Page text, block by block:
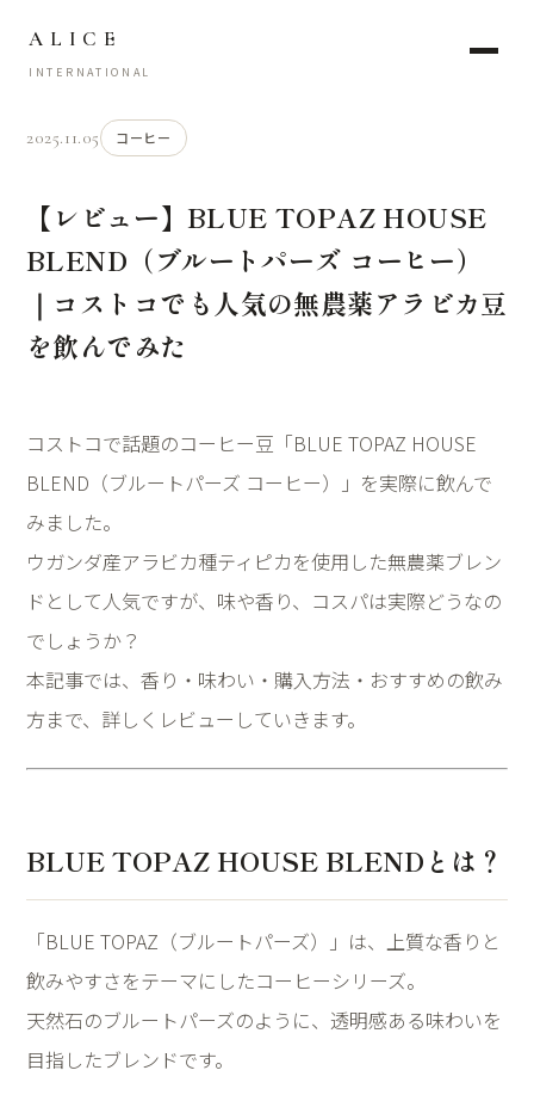
ALICE
INTERNATIONAL
2025.11.05 コーヒー
【レビュー】BLUE TOPAZ HOUSE
BLEND（ブルートパーズ コーヒー）
｜コストコでも人気の無農薬アラビカ豆
を飲んでみた
コストコで話題のコーヒー豆「BLUE TOPAZ HOUSE
BLEND（ブルートパーズ コーヒー）」を実際に飲んで
みました。
ウガンダ産アラビカ種ティピカを使用した無農薬ブレン
ドとして人気ですが、味や香り、コスパは実際どうなの
でしょうか？
本記事では、香り・味わい・購入方法・おすすめの飲み
方まで、詳しくレビューしていきます。
BLUE TOPAZ HOUSE BLENDとは？
「BLUE TOPAZ（ブルートパーズ）」は、上質な香りと
飲みやすさをテーマにしたコーヒーシリーズ。
天然石のブルートパーズのように、透明感ある味わいを
目指したブレンドです。